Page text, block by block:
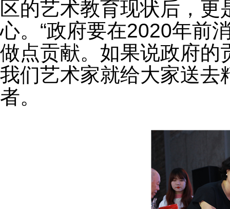
区的艺术教育现状后，
心。“政府要在2020年前
做点贡献。如果说政府的
我们艺术家就给大家送去
者。